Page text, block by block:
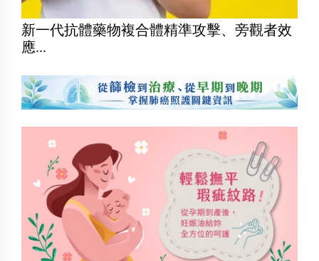
新一代抗體藥物複合體精準攻擊、旁觀者效
應...